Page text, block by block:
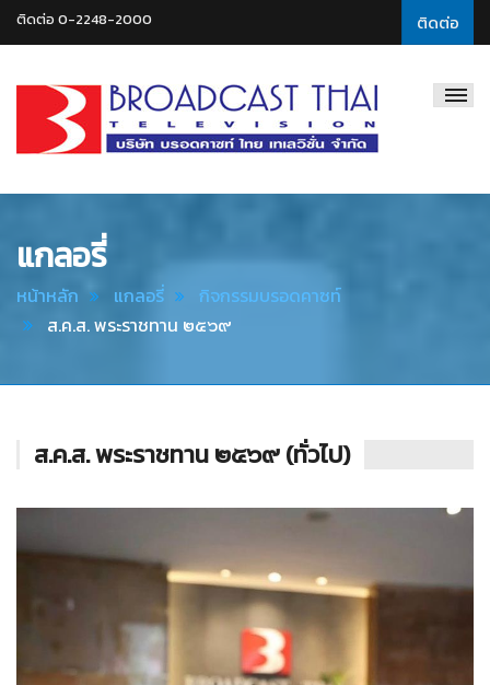
ติดต่อ
ติดต่อ 0-2248-2000
Thai
แกลอรี่
หน้าหลัก แกลอรี่
กิจกรรมบรอดคาซท์
ส.ค.ส. พระราชทาน ๒๕๖๙
ส.ค.ส. พระราชทาน ๒๕๖๙ (ทั่วไป)